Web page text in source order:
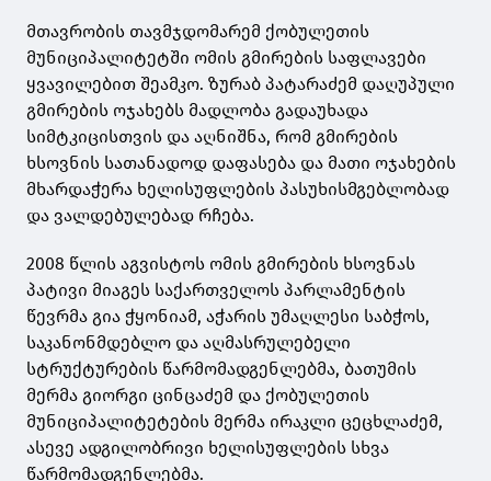
მთავრობის თავმჯდომარემ ქობულეთის
მუნიციპალიტეტში ომის გმირების საფლავები
ყვავილებით შეამკო. ზურაბ პატარაძემ დაღუპული
გმირების ოჯახებს მადლობა გადაუხადა
სიმტკიცისთვის და აღნიშნა, რომ გმირების
ხსოვნის სათანადოდ დაფასება და მათი ოჯახების
მხარდაჭერა ხელისუფლების პასუხისმგებლობად
და ვალდებულებად რჩება.
2008 წლის აგვისტოს ომის გმირების ხსოვნას
პატივი მიაგეს საქართველოს პარლამენტის
წევრმა გია ჭყონიამ, აჭარის უმაღლესი საბჭოს,
საკანონმდებლო და აღმასრულებელი
სტრუქტურების წარმომადგენლებმა, ბათუმის
მერმა გიორგი ცინცაძემ და ქობულეთის
მუნიციპალიტეტების მერმა ირაკლი ცეცხლაძემ,
ასევე ადგილობრივი ხელისუფლების სხვა
წარმომადგენლებმა.